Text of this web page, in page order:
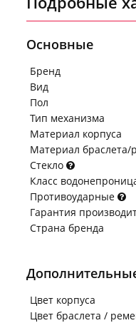
Основные
Бренд
Вид
Пол
Тип механизма
Материал корпуса
Материал браслета/
Стекло
Класс
Противоударные
Гарантия
Страна бренда
Цвет корпуса
Цвет браслета /